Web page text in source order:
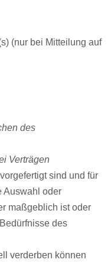
(nur bei Mitteilung auf
des
Verträgen
sind und für
Auswahl oder
maßgeblich ist oder
des
verderben können